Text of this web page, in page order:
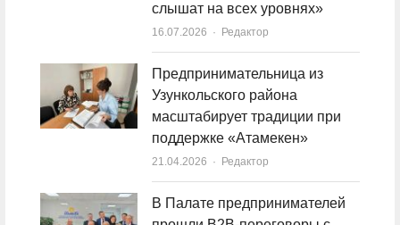
слышат на всех уровнях»
16.07.2026 Author
Редактор
Предпринимательница из
Узункольского района
масштабирует традиции при
поддержке «Атамекен»
21.04.2026 Author
Редактор
В Палате предпринимателей